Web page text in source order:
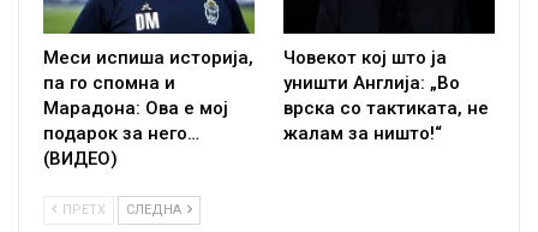
Меси испиша историја,
па го спомна и
Марадона: Ова е мој
подарок за него…
(ВИДЕО)
Човекот кој што ја
уништи Англија: „Во
врска со тактиката, не
жалам за ништо!“
ПРЕТХ СЛЕДНА